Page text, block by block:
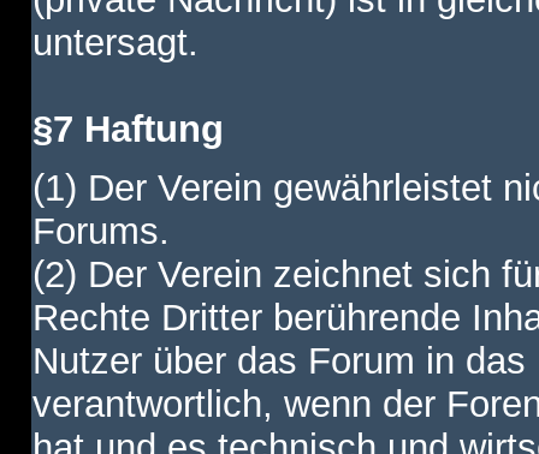
untersagt.
§7 Haftung
(1) Der Verein gewährleistet
Forums.
(2) Der Verein zeichnet sich
Rechte Dritter berührende
Nutzer über das Forum in
verantwortlich, wenn der